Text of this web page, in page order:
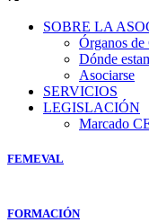
SOBRE LA
Órganos
Dónde
Asociarse
SERVICIOS
LEGISLACIÓN
Marcado
FEMEVAL
FORMACIÓN